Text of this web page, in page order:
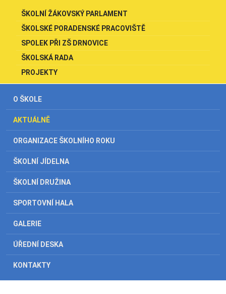
ŠKOLNÍ ŽÁKOVSKÝ PARLAMENT
ŠKOLSKÉ PORADENSKÉ PRACOVIŠTĚ
SPOLEK PŘI ZŠ DRNOVICE
ŠKOLSKÁ RADA
PROJEKTY
O ŠKOLE
AKTUÁLNĚ
ORGANIZACE ŠKOLNÍHO ROKU
ŠKOLNÍ JÍDELNA
ŠKOLNÍ DRUŽINA
SPORTOVNÍ HALA
GALERIE
ÚŘEDNÍ DESKA
KONTAKTY